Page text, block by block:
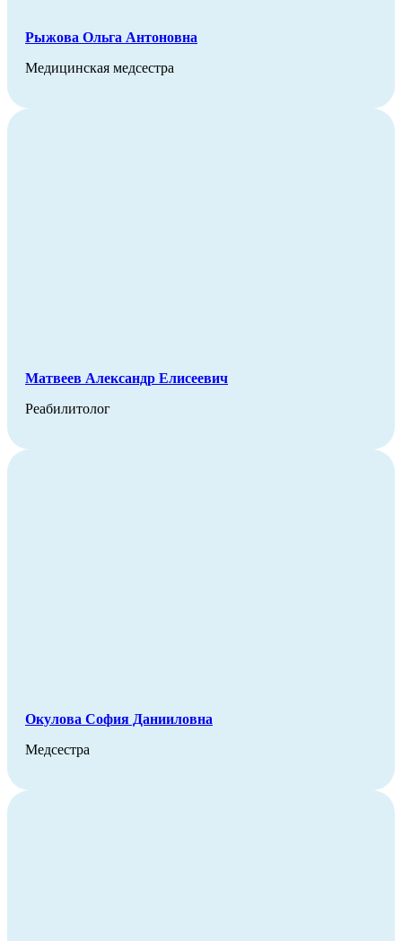
Рыжова Ольга Антоновна
Медицинская медсестра
Матвеев Александр Елисеевич
Реабилитолог
Окулова София Данииловна
Медсестра